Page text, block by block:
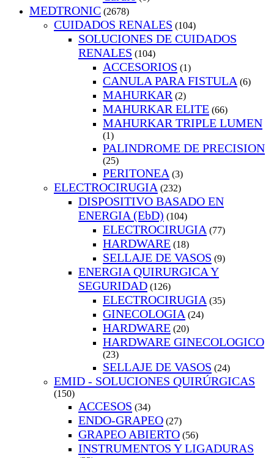
MEDTRONIC (2678)
CUIDADOS RENALES (104)
SOLUCIONES DE CUIDADOS
RENALES (104)
ACCESORIOS (1)
CANULA PARA FISTULA (6)
MAHURKAR (2)
MAHURKAR ELITE (66)
MAHURKAR TRIPLE LUMEN
(1)
PALINDROME DE PRECISION
(25)
PERITONEA (3)
ELECTROCIRUGIA (232)
DISPOSITIVO BASADO EN
ENERGIA (EbD) (104)
ELECTROCIRUGIA (77)
HARDWARE (18)
SELLAJE DE VASOS (9)
ENERGIA QUIRURGICA Y
SEGURIDAD (126)
ELECTROCIRUGIA (35)
GINECOLOGIA (24)
HARDWARE (20)
HARDWARE GINECOLOGICO
(23)
SELLAJE DE VASOS (24)
EMID - SOLUCIONES QUIRÚRGICAS
(150)
ACCESOS (34)
ENDO-GRAPEO (27)
GRAPEO ABIERTO (56)
INSTRUMENTOS Y LIGADURAS